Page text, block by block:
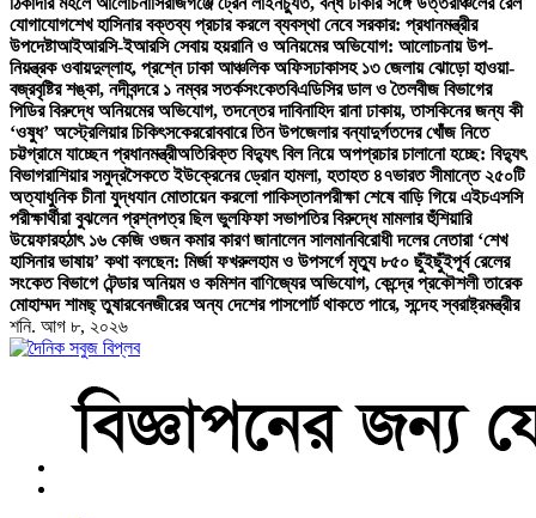
যোগাযোগশেখ হাসিনার বক্তব্য প্রচার করলে ব্যবস্থা নেবে সরকার: প্রধানমন্ত্রীর
উপদেষ্টাআইআরসি-ইআরসি সেবায় হয়রানি ও অনিয়মের অভিযোগ: আলোচনায় উপ-
নিয়ন্ত্রক ওবায়দুল্লাহ, প্রশ্নে ঢাকা আঞ্চলিক অফিসঢাকাসহ ১৩ জেলায় ঝোড়ো হাওয়া-
বজ্রবৃষ্টির শঙ্কা, নদীবন্দরে ১ নম্বর সতর্কসংকেতবিএডিসির ডাল ও তৈলবীজ বিভাগের
পিডির বিরুদ্ধে অনিয়মের অভিযোগ, তদন্তের দাবিনাহিদ রানা ঢাকায়, তাসকিনের জন্য কী
‘ওষুধ’ অস্ট্রেলিয়ার চিকিৎসকেররোববারে তিন উপজেলার বন্যাদুর্গতদের খোঁজ নিতে
চট্টগ্রামে যাচ্ছেন প্রধানমন্ত্রীঅতিরিক্ত বিদ্যুৎ বিল নিয়ে অপপ্রচার চালানো হচ্ছে: বিদ্যুৎ
বিভাগরাশিয়ার সমুদ্রসৈকতে ইউক্রেনের ড্রোন হামলা, হতাহত ৪৭ভারত সীমান্তে ২৫০টি
অত্যাধুনিক চীনা যুদ্ধযান মোতায়েন করলো পাকিস্তানপরীক্ষা শেষে বাড়ি গিয়ে এইচএসসি
পরীক্ষার্থীরা বুঝলেন প্রশ্নপত্র ছিল ভুলফিফা সভাপতির বিরুদ্ধে মামলার হুঁশিয়ারি
উয়েফারহঠাৎ ১৬ কেজি ওজন কমার কারণ জানালেন সালমানবিরোধী দলের নেতারা ‘শেখ
হাসিনার ভাষায়’ কথা বলছেন: মির্জা ফখরুলহাম ও উপসর্গে মৃত্যু ৮৫০ ছুঁইছুঁইপূর্ব রেলের
সংকেত বিভাগে টেন্ডার অনিয়ম ও কমিশন বাণিজ্যের অভিযোগ, কেন্দ্রে প্রকৌশলী তারেক
মোহাম্মদ শামছ্ তুষারবেনজীরের অন্য দেশের পাসপোর্ট থাকতে পারে, সন্দেহ স্বরাষ্ট্রমন্ত্রীর
শনি. আগ ৮, ২০২৬
বাংলা নিউজ পেপার